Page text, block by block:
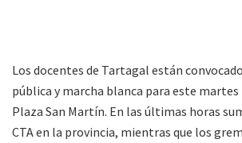
Los docentes de Tartagal están
pública y marcha blanca para este
Plaza San Martín. En las últimas horas
CTA en la provincia, mientras que los